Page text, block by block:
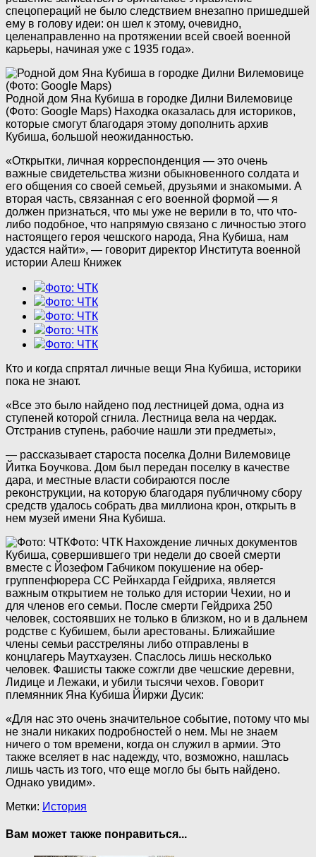
спецопераций не было следствием внезапно пришедшей
ему в голову идеи: он шел к этому, очевидно,
целенаправленно на протяжении всей своей военной
карьеры, начиная уже с 1935 года».
Родной дом Яна Кубиша в городке Дилни Вилемовице
(Фото: Google Maps) Находка оказалась для историков,
которые смогут благодаря этому дополнить архив
Кубиша, большой неожиданностью.
«Открытки, личная корреспонденция — это очень
важные свидетельства жизни обыкновенного солдата и
его общения со своей семьей, друзьями и знакомыми. А
вторая часть, связанная с его военной формой — я
должен признаться, что мы уже не верили в то, что что-
либо подобное, что напрямую связано с личностью этого
настоящего героя чешского народа, Яна Кубиша, нам
удастся найти», — говорит директор Института военной
истории Алеш Книжек
Фото: ЧТК
Фото: ЧТК
Фото: ЧТК
Фото: ЧТК
Фото: ЧТК
Кто и когда спрятал личные вещи Яна Кубиша, историки
пока не знают.
«Все это было найдено под лестницей дома, одна из
ступеней которой сгнила. Лестница вела на чердак.
Отстранив ступень, рабочие нашли эти предметы»,
— рассказывает староста поселка Долни Вилемовице
Йитка Боучкова. Дом был передан поселку в качестве
дара, и местные власти собираются после
реконструкции, на которую благодаря публичному сбору
средств удалось собрать два миллиона крон, открыть в
нем музей имени Яна Кубиша.
Фото: ЧТК Нахождение личных документов
Кубиша, совершившего три недели до своей смерти
вместе с Йозефом Габчиком покушение на обер-
группенфюрера СС Рейнхарда Гейдриха, является
важным открытием не только для истории Чехии, но и
для членов его семьи. После смерти Гейдриха 250
человек, состоявших не только в близком, но и в дальнем
родстве с Кубишем, были арестованы. Ближайшие
члены семьи расстреляны либо отправлены в
концлагерь Маутхаузен. Спаслось лишь несколько
человек. Фашисты также сожгли две чешские деревни,
Лидице и Лежаки, и убили тысячи чехов. Говорит
племянник Яна Кубиша Йиржи Дусик:
«Для нас это очень значительное событие, потому что мы
не знали никаких подробностей о нем. Мы не знаем
ничего о том времени, когда он служил в армии. Это
также вселяет в нас надежду, что, возможно, нашлась
лишь часть из того, что еще могло бы быть найдено.
Однако увидим».
Метки: История
Вам может также понравиться...